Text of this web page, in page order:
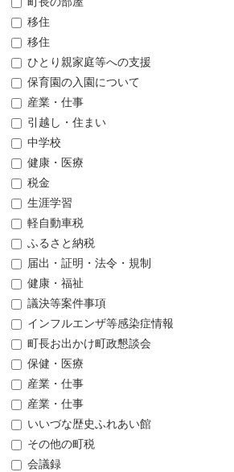
移住
移住
ひとり親家庭等への支援
保育園の入園について
産業・仕事
引越し・住まい
中学校
健康・医療
税金
生涯学習
軽自動車税
ふるさと納税
届出・証明・法令・規制
健康・福祉
議決等案件事項
インフルエンザ等感染症情報
町長お出かけ町政懇談会
保健・医療
産業・仕事
産業・仕事
いいづな歴史ふれあい館
その他の町税
会議録